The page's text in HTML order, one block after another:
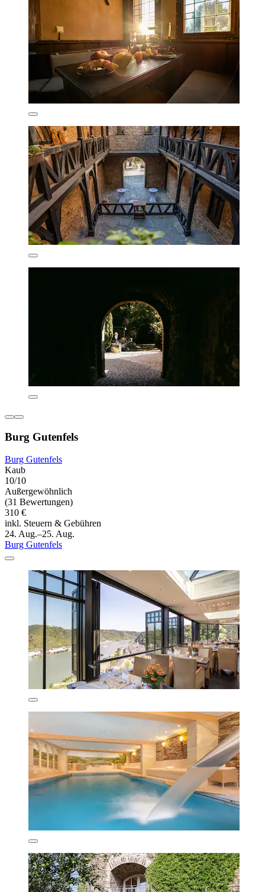
Burg Gutenfels
Burg Gutenfels
Kaub
10/10
Außergewöhnlich
(31 Bewertungen)
310 €
inkl. Steuern & Gebühren
24. Aug.–25. Aug.
Burg Gutenfels